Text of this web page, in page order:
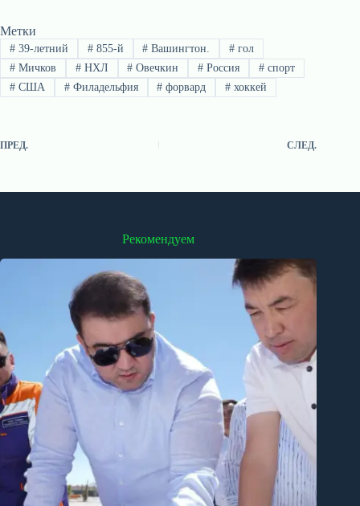
Метки
#39-летний #855-й # Вашингтон. # гол
#Мичков #НХЛ # Овечкин # Россия # спорт
#США #Филадельфия # форвард # хоккей
ПРЕД. СЛЕД.
Рекомендуем